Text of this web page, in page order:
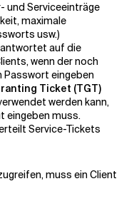
und Serviceeinträge
maximale
usw.)
auf die
wenn der noch
eingeben
Ticket (TGT)
werden kann,
eingeben muss.
Service-Tickets
muss ein Client